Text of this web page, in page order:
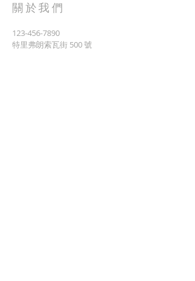
關於我們
123-456-7890
特里弗朗索瓦街 500 號